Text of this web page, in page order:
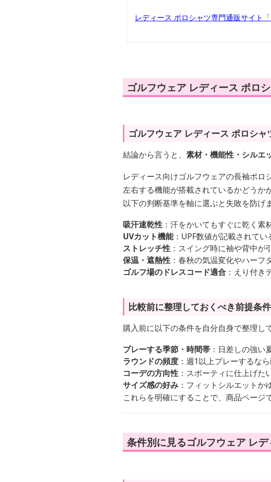
レディース ポロシャツ専門通販サイト「
ゴルフウェア レディース ポロ
ゴルフウェア レディース ポロシ
結論から言うと、 素材・機能性・シルエ
レディース向けゴルフウェアの長袖ポ
左右する機能が搭載されているかどうか
以下の判断基準を軸に選ぶと失敗を防げま
吸汗速乾性 ：汗をかいてもすぐに乾く素
UVカット機能：UPF数値が記載されてい
ストレッチ性 ：スイング時に袖や背中が
保温・遮熱性 ：春秋の気温変化やハー
ゴルフ場のドレスコード適合 ：えり付き
比較前に整理しておくべき前提条件
購入前に以下の条件を自分自身で整理し
プレーする季節・時間帯 ：日差しの強い
ラウンドの頻度 ：週1以上プレーするな
コーデの方向性 ：スポーティに仕上げた
サイズ感の好み ：フィットシルエットか
これらを明確にすることで、商品ページ
条件別に見るゴルフウェア レ